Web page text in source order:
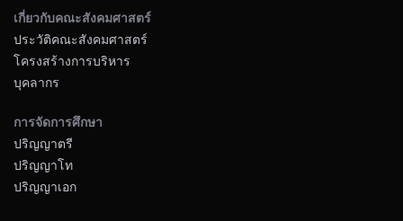
เกี่ยวกับคณะสังคมศาสตร์
ประวัติคณะสังคมศาสตร์
โครงสร้างการบริหาร
บุคลากร
การจัดการศึกษา
ปริญญาตรี
ปริญญาโท
ปริญญาเอก